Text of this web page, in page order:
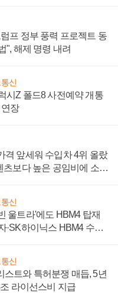
프 정부 풍력 프로젝트 동
", 해제 명령 내려
신
시Z 폴드8 사전예약 개통
장
격 앞세워 수입차 4위 올랐
츠보다 높은 공임비에 소비
신
울트라'에도 HBM4 탑재
·SK하이닉스 HBM4 수율
신
스트와 특허분쟁 매듭, 5년
라이선스비 지급